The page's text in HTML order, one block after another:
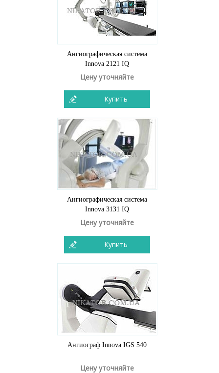
Ангиографическая система
Innova 2121 IQ
Цену уточняйте
Купить
Ангиографическая система
Innova 3131 IQ
Цену уточняйте
Купить
Ангиограф Innova IGS 540
Цену уточняйте